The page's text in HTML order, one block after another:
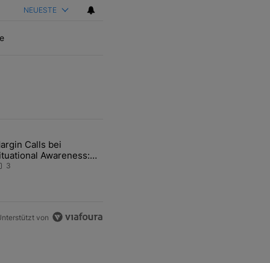
NEUESTE
Artikel der letzten 7 days.
der Zentralbanken könnte Goldpreis weiter belasten" mit 5
mit dem Titel "Margin Calls bei Situational Awareness: Alles
Calls bei
Awareness:
über den Retter-
3
von